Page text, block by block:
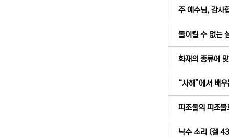
주 예수님, 감사
돌이킬 수 없는
화재의 종류에
“사해”에서 배
피조물의 피조
낙수 소리 (겔